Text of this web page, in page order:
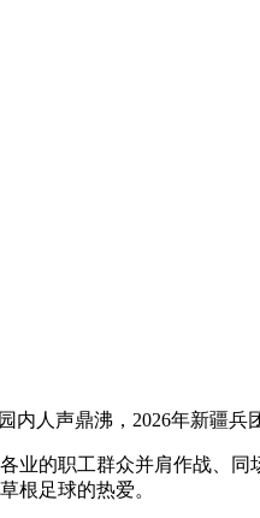
声鼎沸，2026年新疆兵团
职工群众并肩作战、同场
根足球的热爱。